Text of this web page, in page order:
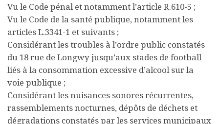
Vu le Code pénal et notamment l’article R.610-5 ;
Vu le Code de la santé publique, notamment les
articles L.3341-1 et suivants ;
Considérant les troubles à l’ordre public constatés
du 18 rue de Longwy jusqu’aux stades de football
liés à la consommation excessive d’alcool sur la
voie publique ;
Considérant les nuisances sonores récurrentes,
rassemblements nocturnes, dépôts de déchets et
dégradations constatés par les services municipaux